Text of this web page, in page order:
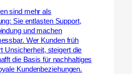
sind mehr als
Sie entlasten Support,
und machen
Wer Kunden früh
Unsicherheit, steigert die
die Basis für nachhaltiges
Kundenbeziehungen.